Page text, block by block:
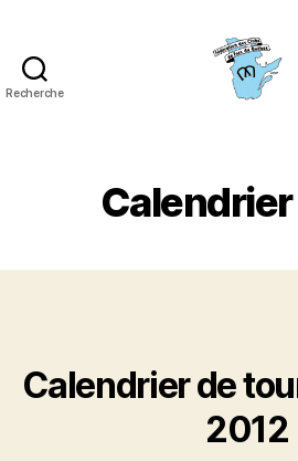
Recherche
de
fers
Calendrier de
2012